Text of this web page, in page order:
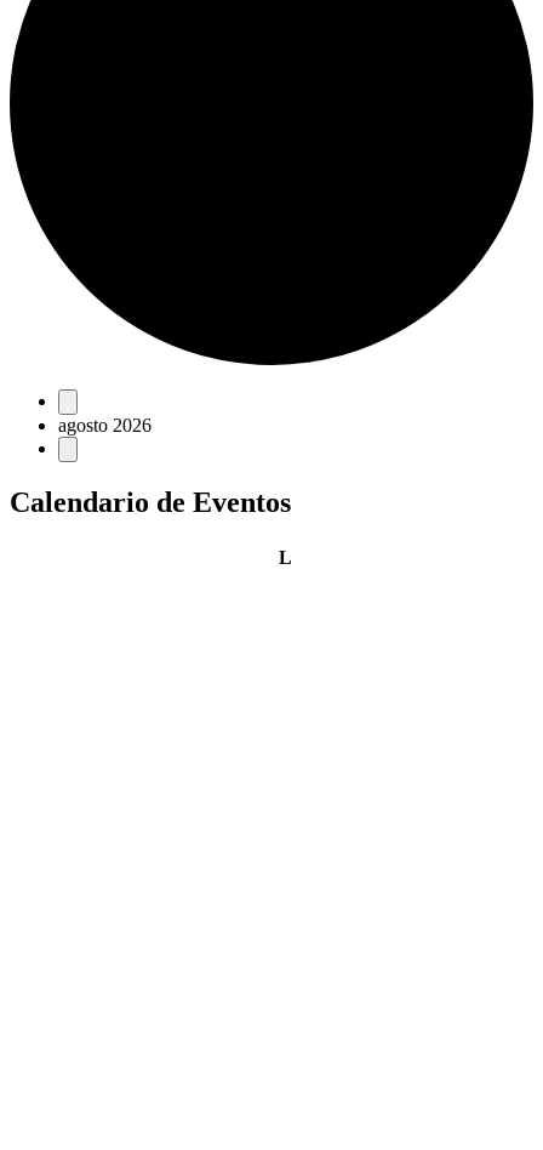
Eventos
agosto 2026
Calendario de Eventos
Llunes